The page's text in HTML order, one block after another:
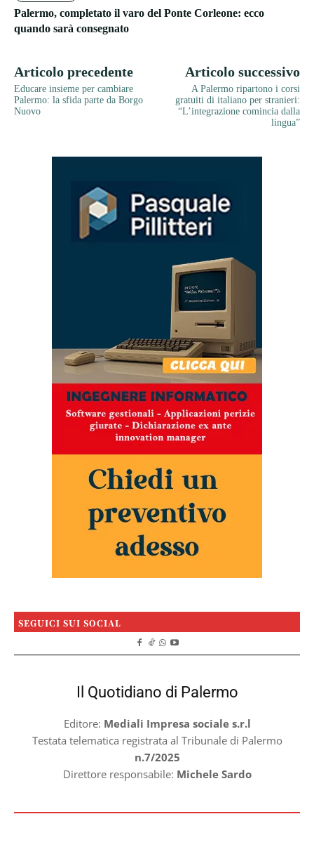
Palermo, completato il varo del Ponte Corleone: ecco
quando sarà consegnato
Articolo precedente
Educare insieme per cambiare
Palermo: la sfida parte da Borgo
Nuovo
Articolo successivo
A Palermo ripartono i corsi
gratuiti di italiano per stranieri:
“L’integrazione comincia dalla
lingua”
SEGUICI SUI SOCIAL
Il Quotidiano di Palermo
Editore: Mediali Impresa sociale s.r.l
Testata telematica registrata al Tribunale di Palermo
n.7/2025
Direttore responsabile: Michele Sardo